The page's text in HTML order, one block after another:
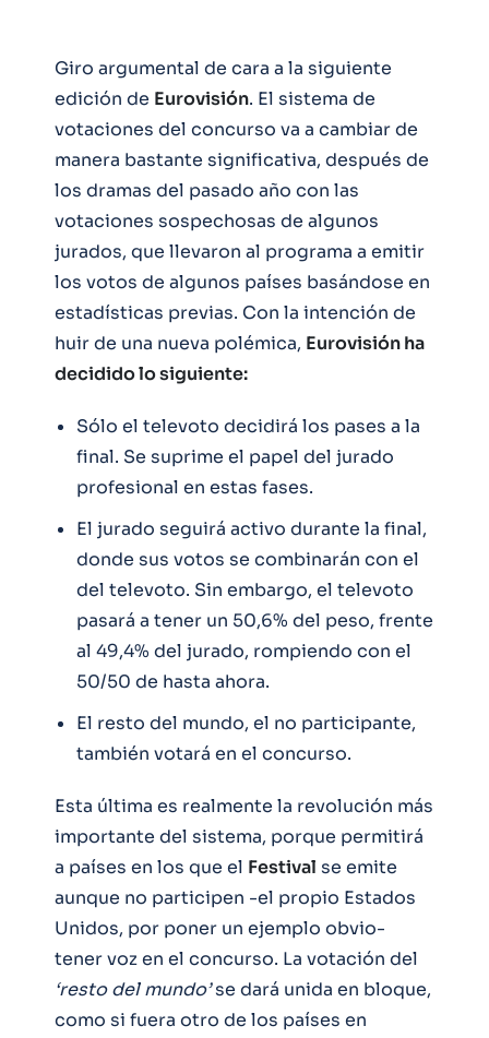
Giro argumental de cara a la siguiente
edición de Eurovisión. El sistema de
votaciones del concurso va a cambiar de
manera bastante significativa, después de
los dramas del pasado año con las
votaciones sospechosas de algunos
jurados, que llevaron al programa a emitir
los votos de algunos países basándose en
estadísticas previas. Con la intención de
huir de una nueva polémica, Eurovisión ha
decidido lo siguiente:
Sólo el televoto decidirá los pases a la
final. Se suprime el papel del jurado
profesional en estas fases.
El jurado seguirá activo durante la final,
donde sus votos se combinarán con el
del televoto. Sin embargo, el televoto
pasará a tener un 50,6% del peso, frente
al 49,4% del jurado, rompiendo con el
50/50 de hasta ahora.
El resto del mundo, el no participante,
también votará en el concurso.
Esta última es realmente la revolución más
importante del sistema, porque permitirá
a países en los que el Festival se emite
aunque no participen -el propio Estados
Unidos, por poner un ejemplo obvio-
tener voz en el concurso. La votación del
‘resto del mundo’se dará unida en bloque,
como si fuera otro de los países en